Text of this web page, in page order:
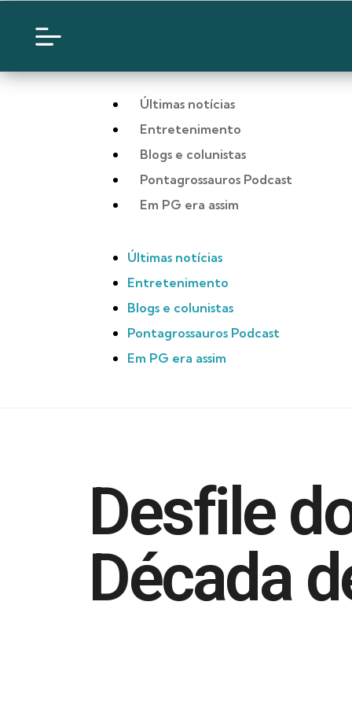
Últimas notícias
Entretenimento
Blogs e colunistas
Pontagrossauros Podcast
Em PG era assim
Últimas notícias
Entretenimento
Blogs e colunistas
Pontagrossauros Podcast
Em PG era assim
Desfile
Década